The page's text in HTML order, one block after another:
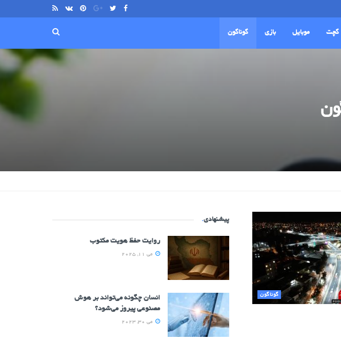
گچت موبایل بازی گوناگون
گوناگون
پیشنهادی.
روایت حفظ هویت مکتوب
می 11, 2025
انسان چگونه می‌تواند بر هوش
مصنوعی پیروز می‌شود؟
می 30, 2023